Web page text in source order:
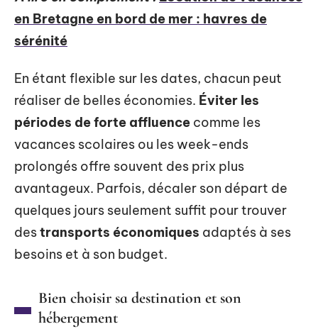
en Bretagne en bord de mer : havres de
sérénité
En étant flexible sur les dates, chacun peut
réaliser de belles économies. Éviter les
périodes de forte affluence comme les
vacances scolaires ou les week-ends
prolongés offre souvent des prix plus
avantageux. Parfois, décaler son départ de
quelques jours seulement suffit pour trouver
destransports économiques adaptés à ses
besoins et à son budget.
Bien choisir sa destination et son
hébergement